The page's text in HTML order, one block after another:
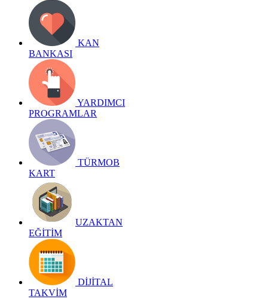
KAN
BANKASI
YARDIMCI
PROGRAMLAR
TÜRMOB
KART
UZAKTAN
EĞİTİM
DİJİTAL
TAKVİM